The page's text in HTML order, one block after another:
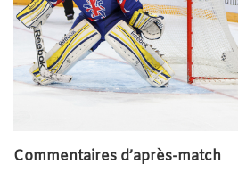
Commentaires d’après-match